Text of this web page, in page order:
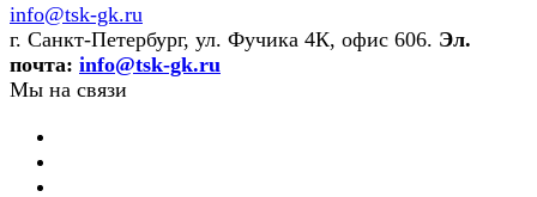
info@tsk-gk.ru
г. Санкт-Петербург, ул. Фучика 4К, офис 606. Эл.
почта: info@tsk-gk.ru
Мы на связи